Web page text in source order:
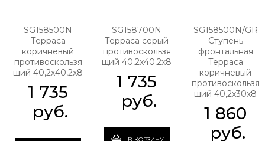
SG158500N
Терраса
коричневый
противоскользя
щий 40,2х40,2х8
1 735
руб.
SG158700N
Терраса серый
противоскользя
щий 40,2х40,2х8
1 735
руб.
SG158500N/GR
Ступень
фронтальная
Терраса
коричневый
противоскользя
щий 40,2х30х8
1 860
руб.